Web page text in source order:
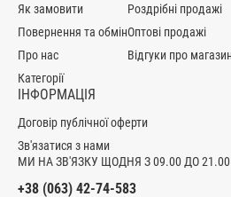
МИ НА ЗВ'ЯЗКУ ЩОДНЯ З 09.00 ДО 21.00
+38 (063) 42-74-583
Як замовити
Повернення та обмін
Про нас
Категорії
Роздрібні продажі
Оптові продажі
Відгуки про магазин
ІНФОРМАЦІЯ
Договір публічної оферти
Зв'язатися з нами